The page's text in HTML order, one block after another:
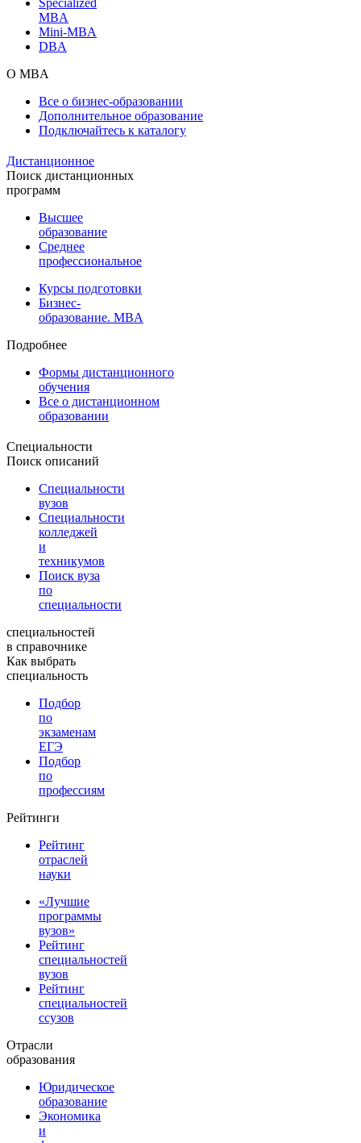
MBA
Mini-MBA
DBA
О MBA
Все о бизнес-образовании
Дополнительное образование
Подключайтесь к каталогу
Дистанционное
Поиск дистанционных
программ
Высшее
образование
Среднее
профессиональное
Курсы подготовки
Бизнес-
образование. MBA
Подробнее
Формы дистанционного
обучения
Все о дистанционном
образовании
Специальности
Поиск описаний
Специальности
вузов
Специальности
колледжей
и
техникумов
Поиск вуза
по
специальности
специальностей
в справочнике
Как выбрать
специальность
Подбор
по
экзаменам
ЕГЭ
Подбор
по
профессиям
Рейтинги
Рейтинг
отраслей
науки
«Лучшие
программы
вузов»
Рейтинг
специальностей
вузов
Рейтинг
специальностей
ссузов
Отрасли
образования
Юридическое
образование
Экономика
и